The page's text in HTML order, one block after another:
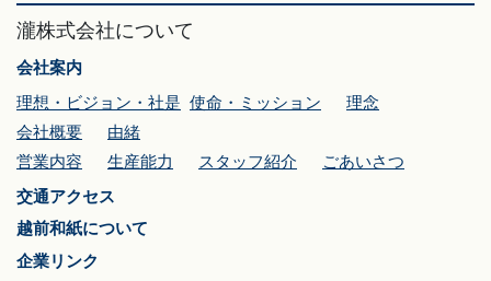
瀧株式会社について
会社案内
理想・ビジョン・社是 使命・ミッション
理念
会社概要
由緒
営業内容
生産能力 スタッフ紹介
ごあいさつ
交通アクセス
越前和紙について
企業リンク